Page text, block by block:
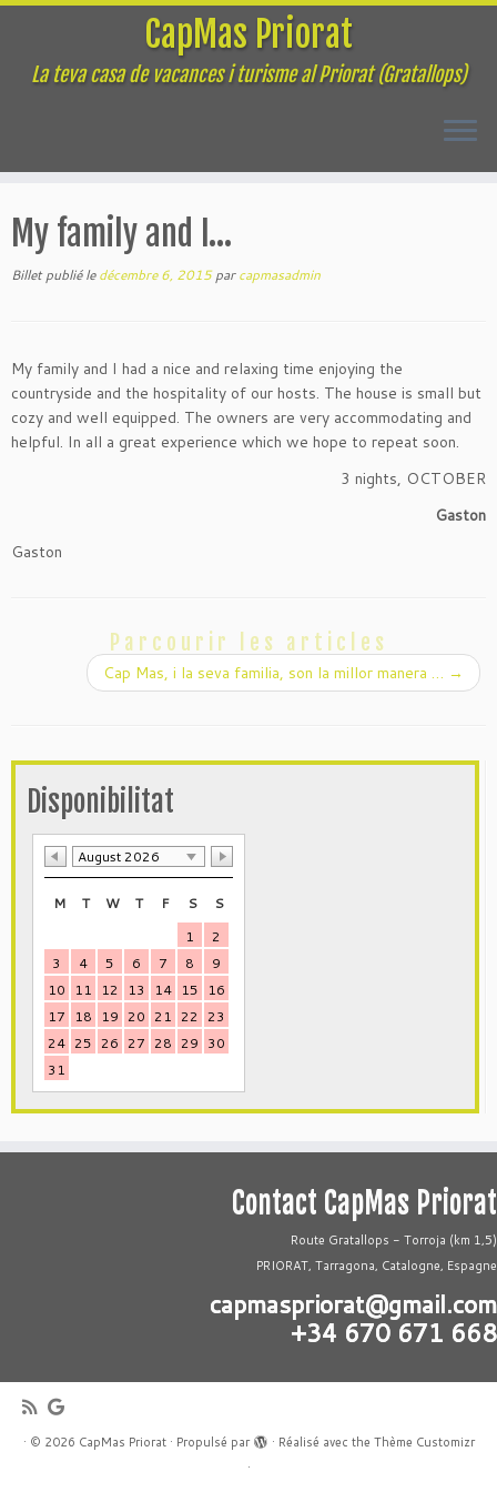
au
contenu
CapMas Priorat
La teva casa de vacances i turisme al Priorat (Gratallops)
My family and I…
Billet publié ledécembre 6, 2015 parcapmasadmin
My family and I had a nice and relaxing time enjoying the
countryside and the hospitality of our hosts. The house is small but
cozy and well equipped. The owners are very accommodating and
helpful. In all a great experience which we hope to repeat soon.
3 nights, OCTOBER
Gaston
Gaston
Parcourir les articles
Cap Mas, i la seva familia, son la millor manera … →
Disponibilitat
August 2026
M T W T F S
S
1
2
3
4 5 6 7 8
9
10
11 12 13 14 15
16
17
18 19 20 21 22 23
24 25 26 27 28 29 30
31
Contact CapMas Priorat
Route Gratallops - Torroja (km 1,5)
PRIORAT, Tarragona, Catalogne, Espagne
capmaspriorat@gmail.com
+34 670 671 668
· © 2026 CapMas Priorat· Propulsé par · Réalisé avec the Thème Customizr
·